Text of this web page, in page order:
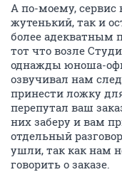
А по-моему,
жутенький, так и
более адекватным
тот что возле
однажды юноша-
озвучивал нам
принести ложку
перепутал ваш
них заберу и вам
отдельный
ушли, так как нам
говорить о заказе.